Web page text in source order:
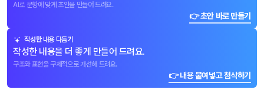
AI로 문항에 맞게 초안을 만들어 드려요.
👉 초안 바로 만들기
작성한 내용 다듬기
작성한 내용을 더 좋게 만들어 드려요.
구조와 표현을 구체적으로 개선해 드려요.
👉 내용 붙여넣고 첨삭하기